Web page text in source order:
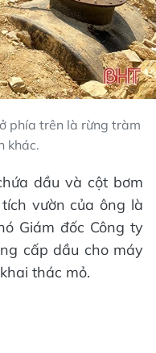
phía trên là rừng tràm
khác.
dầu và cột bơm
vườn của ông là
Giám đốc Công ty
cấp dầu cho máy
thác mỏ.